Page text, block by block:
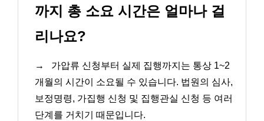
까지 총 소요 시간은 얼마나 걸
리나요?
→
가압류 신청부터 실제 집행까지는 통상 1~2
개월의 시간이 소요될 수 있습니다. 법원의 심사,
보정명령, 가집행 신청 및 집행관실 신청 등 여러
단계를 거치기 때문입니다.